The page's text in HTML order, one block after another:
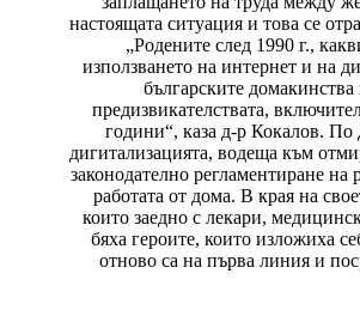
настоящата ситуация и това се
„Родените след 1990 г.,
използването на интернет и на
българските
предизвикателствата,
години“, каза д-р Кокалов.
дигитализацията, водеща към
законодателно регламентиране
работата от дома. В края на
които заедно с лекари,
бяха героите, които изложиха
отново са на първа линия и